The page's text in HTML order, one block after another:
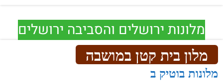
מלונות ירושלים והסביבה ירושלים
מלון בית קטן במושבה
מלונות בוטיק ב